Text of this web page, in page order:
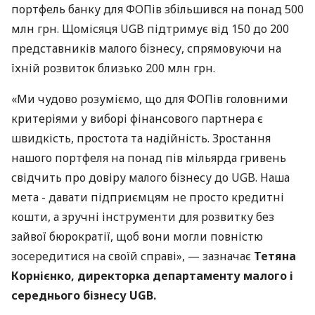
портфель банку для ФОПів збільшився на понад 500
млн грн. Щомісяця UGB підтримує від 150 до 200
представників малого бізнесу, спрямовуючи на
їхній розвиток близько 200 млн грн.
«Ми чудово розуміємо, що для ФОПів головними
критеріями у виборі фінансового партнера є
швидкість, простота та надійність. Зростання
нашого портфеля на понад пів мільярда гривень
свідчить про довіру малого бізнесу до UGB. Наша
мета - давати підприємцям не просто кредитні
кошти, а зручні інструменти для розвитку без
зайвої бюрократії, щоб вони могли повністю
зосередитися на своїй справі», — зазначає Тетяна
Корнієнко, директорка департаменту малого і
середнього бізнесу UGB.